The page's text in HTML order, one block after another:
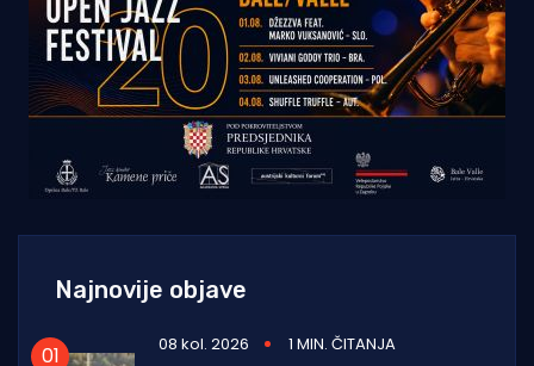
Najnovije objave
08 kol. 2026
1 MIN. ČITANJA